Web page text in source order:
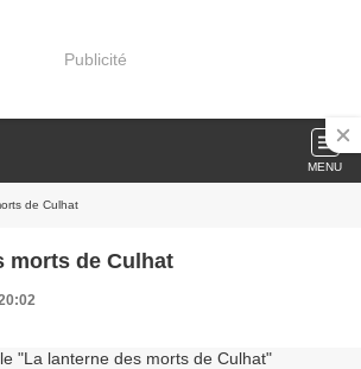
Publicité
MENU
de Culhat
morts de Culhat